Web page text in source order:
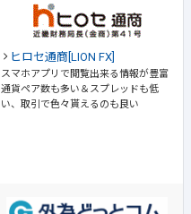
ヒロセ通商[LION FX]
スマホアプリで閲覧出来る情報が豊富
通貨ペア数も多い＆スプレッドも低
い、取引で色々貰えるのも良い